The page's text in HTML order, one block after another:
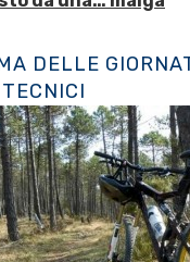
DELLE